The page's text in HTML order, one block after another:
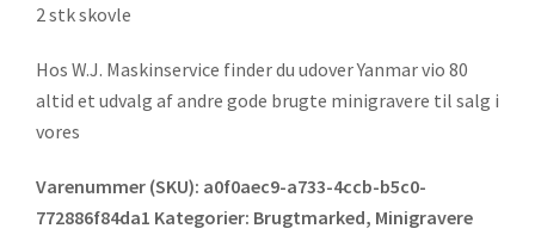
2 stk skovle
Hos W.J. Maskinservice finder du udover Yanmar vio 80
altid et udvalg af andre gode brugte minigravere til salg i
vores
Varenummer (SKU): a0f0aec9-a733-4ccb-b5c0-
772886f84da1 Kategorier: Brugtmarked, Minigravere